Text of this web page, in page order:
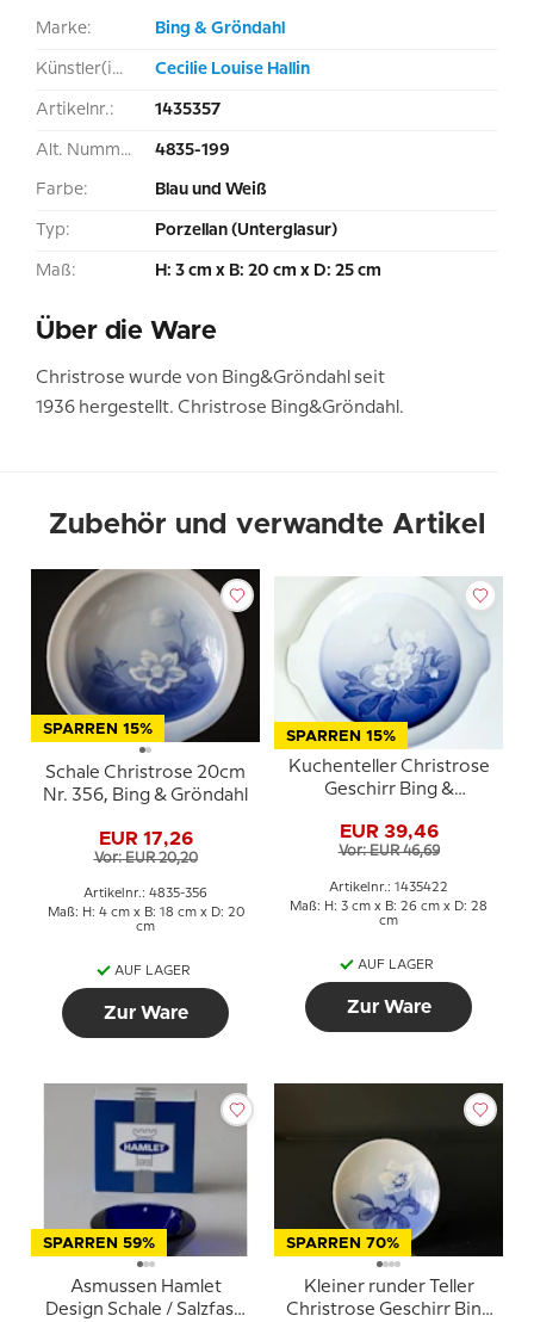
Marke: Bing & Gröndahl
Künstler(in): Cecilie Louise Hallin
Artikelnr.: 1435357
Alt. Nummer: 4835-199
Farbe: Blau und Weiß
Typ: Porzellan (Unterglasur)
Maß: H: 3 cm x B: 20 cm x D: 25 cm
Über die Ware
Christrose wurde von Bing&Gröndahl seit
1936 hergestellt. Christrose Bing&Gröndahl.
Zubehör und verwandte Artikel
SPARREN 15%
Schale Christrose 20cm
Nr. 356, Bing & Gröndahl
EUR 17,26
Vor: EUR 20,20
Artikelnr.: 4835-356
Maß: H: 4 cm x B: 18 cm x D: 20
cm
AUF LAGER
Zur Ware
SPARREN 15%
Kuchenteller Christrose
Geschirr Bing &
304 oder 422
EUR 39,46
Vor: EUR 46,69
Artikelnr.: 1435422
Maß: H: 3 cm x B: 26 cm x D: 28
cm
AUF LAGER
Zur Ware
SPARREN 59%
Asmussen Hamlet
Design Schale / Salzfass,
SPARREN 70%
Kleiner runder Teller
Christrose Geschirr Bing